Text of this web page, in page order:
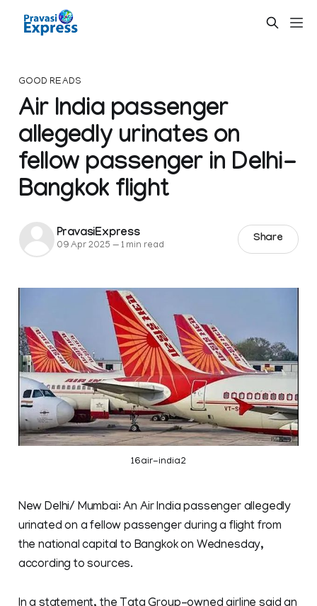
GOOD READS
Air India passenger
allegedly urinates on
fellow passenger in Delhi-
Bangkok flight
PravasiExpress
09 Apr 2025 —1 min read
Share
16air-india2
New Delhi/ Mumbai: An Air India passenger allegedly
urinated on a fellow passenger during a flight from
the national capital to Bangkok on Wednesday,
according to sources.